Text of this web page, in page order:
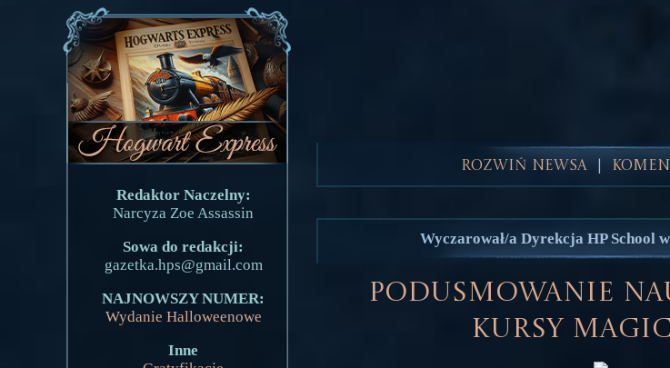
Redaktor Naczelny:
Narcyza Zoe Assassin
Sowa do redakcji:
gazetka.hps@gmail.com
NAJNOWSZY NUMER:
Wydanie Halloweenowe
Inne
Rozwiń Newsa
Wyczarował/a Dyrekcja HP School
Podusmowanie
Kursy